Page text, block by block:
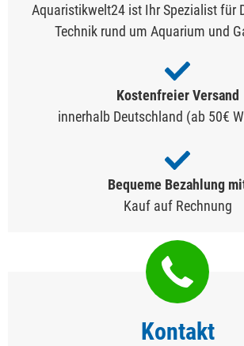
Aquaristikwelt24 ist Ihr Spezialist für
Technik rund um Aquarium und
Kostenfreier Versand
innerhalb Deutschland (ab 50€
Bequeme Bezahlung
Kauf auf Rechnung
Kontakt